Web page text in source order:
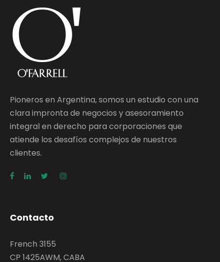
Pioneros en Argentina, somos un estudio con una
clara impronta de negocios y asesoramiento
integral en derecho para corporaciones que
atiende los desafíos complejos de nuestros
clientes.
Contacto
French 3155
CP 1425AWM, CABA